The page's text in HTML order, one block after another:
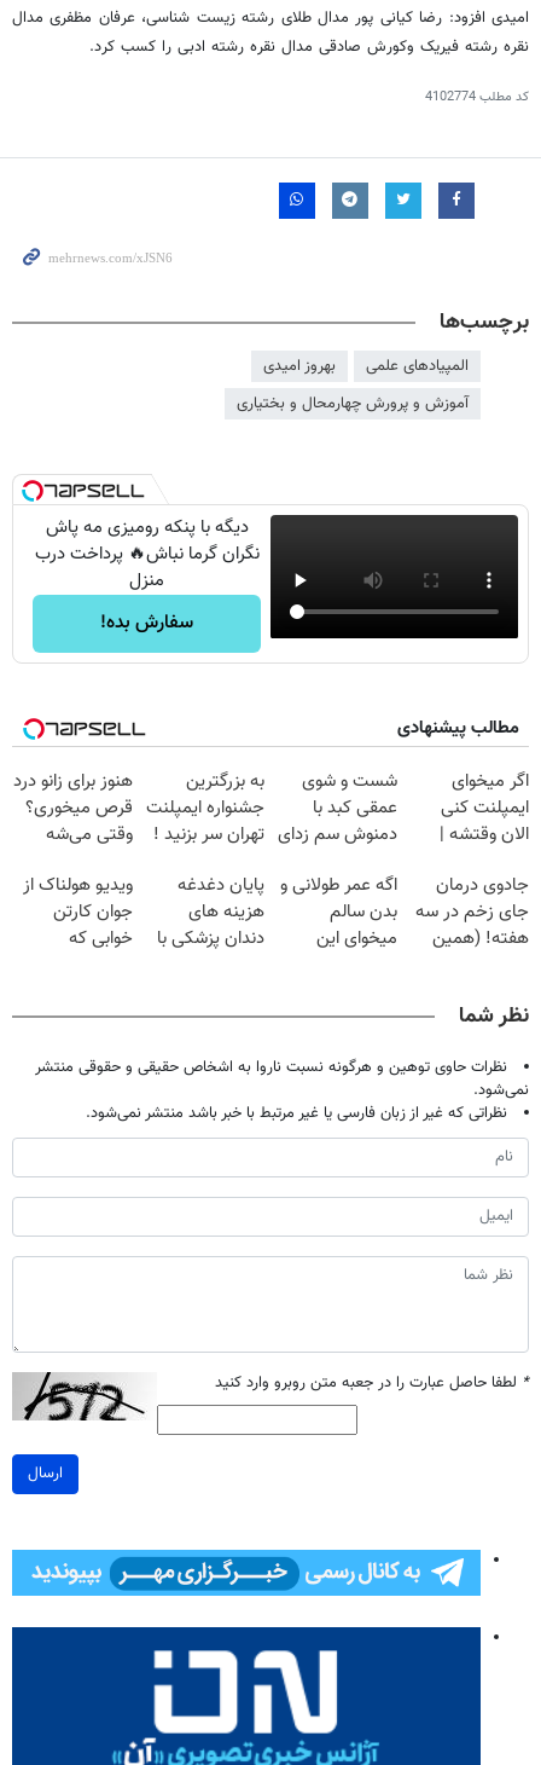
امیدی افزود: رضا کیانی پور مدال طلای رشته زیست شناسی، عرفان مظفری مدال
نقره رشته فیریک وکورش صادقی مدال نقره رشته ادبی را کسب کرد.
کد مطلب4102774
برچسب‌ها
المپیادهای علمی
بهروز امیدی
آموزش و پرورش چهارمحال و بختیاری
دیگه با پنکه رومیزی مه پاش
نگران گرما نباش🔥 پرداخت درب
منزل
سفارش بده!
مطالب پیشنهادی
اگر میخوای
ایمپلنت کنی
الان وقتشه |
میلیون تومان!!!
شست و شوی
عمقی کبد با
دمنوش سم زدای
به بزرگترین
جشنواره ایمپلنت
تهران سر بزنید !
میلیون !
هنوز برای زانو درد
قرص میخوری؟
وقتی می‌شه
درمانش کرد؟؟؟؟
جادوی درمان
جای زخم در سه
هفته! (همین
اگه عمر طولانی و
بدن سالم
میخوای این
پایان دغدغه
هزینه های
دندان پزشکی با
ویدیو هولناک از
جوان کارتن
خوابی که
نظر شما
نظرات حاوی توهین و هرگونه نسبت ناروا به اشخاص حقیقی و حقوقی منتشر
نمی‌شود.
نظراتی که غیر از زبان فارسی یا غیر مرتبط با خبر باشد منتشر نمی‌شود.
* لطفا حاصل عبارت را در جعبه متن روبرو وارد کنید
ارسال